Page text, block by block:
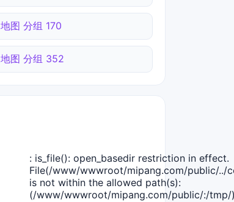
地图 分组 170
地图 分组 352
: is_file(): open_basedir restriction in effect.
File(/www/wwwroot/mipang.com/public/../
is not within the allowed path(s):
(/www/wwwroot/mipang.com/public/:/tmp/